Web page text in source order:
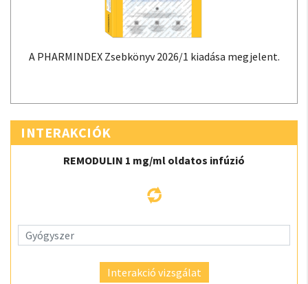
A PHARMINDEX Zsebkönyv 2026/1 kiadása megjelent.
INTERAKCIÓK
REMODULIN 1 mg/ml oldatos infúzió
Interakció vizsgálat